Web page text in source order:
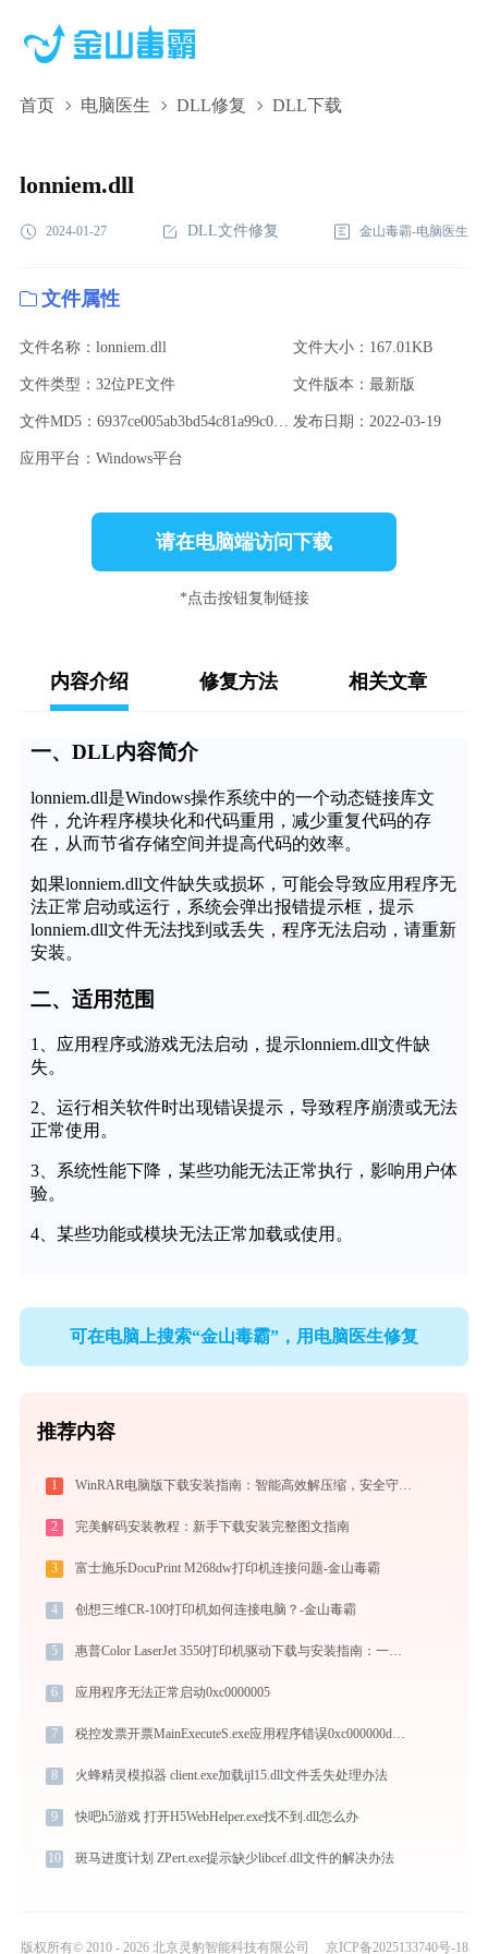
首页 电脑医生 DLL修复 DLL下载
lonniem.dll,lonniem.dll下载,lonniem.dll修复
lonniem.dll
2024-01-27 DLL文件修复 金山毒霸-电脑医生
文件属性
文件名称：lonniem.dll 文件大小：167.01KB
文件类型：32位PE文件 文件版本：最新版
文件MD5：6937ce005ab3bd54c81a99c02dfa3fb8 发布日期：2022-03-19
应用平台：Windows平台
请在电脑端访问下载
*点击按钮复制链接
内容介绍 修复方法 相关文章
一、DLL内容简介
lonniem.dll是Windows操作系统中的一个动态链接库文
件，允许程序模块化和代码重用，减少重复代码的存
在，从而节省存储空间并提高代码的效率。
如果lonniem.dll文件缺失或损坏，可能会导致应用程序无
法正常启动或运行，系统会弹出报错提示框，提示
lonniem.dll文件无法找到或丢失，程序无法启动，请重新
安装。
二、适用范围
1、应用程序或游戏无法启动，提示lonniem.dll文件缺
失。
2、运行相关软件时出现错误提示，导致程序崩溃或无法
正常使用。
3、系统性能下降，某些功能无法正常执行，影响用户体
验。
4、某些功能或模块无法正常加载或使用。
可在电脑上搜索“金山毒霸”，用电脑医生修复
推荐内容
1 WinRAR电脑版下载安装指南：智能高效解压缩，安全守护文件传输与归档
2 完美解码安装教程：新手下载安装完整图文指南
3 富士施乐DocuPrint M268dw打印机连接问题-金山毒霸
4 创想三维CR-100打印机如何连接电脑？-金山毒霸
5 惠普Color LaserJet 3550打印机驱动下载与安装指南：一步步教您操作
6 应用程序无法正常启动0xc0000005
7 税控发票开票MainExecuteS.exe应用程序错误0xc000000d解决方法
8 火蜂精灵模拟器 client.exe加载ijl15.dll文件丢失处理办法
9 快吧h5游戏 打开H5WebHelper.exe找不到.dll怎么办
10 斑马进度计划 ZPert.exe提示缺少libcef.dll文件的解决办法
版权所有© 2010 - 2026 北京灵豹智能科技有限公司 京ICP备2025133740号-18